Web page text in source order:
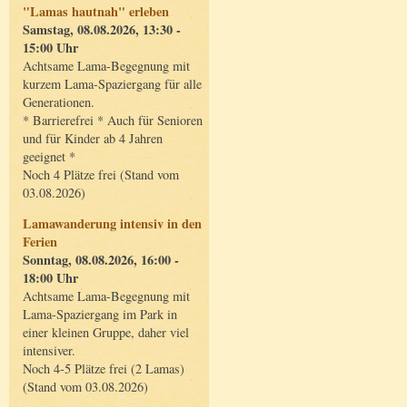
"Lamas hautnah" erleben
Samstag, 08.08.2026, 13:30 -
15:00 Uhr
Achtsame Lama-Begegnung mit
kurzem Lama-Spaziergang für alle
Generationen.
* Barrierefrei * Auch für Senioren
und für Kinder ab 4 Jahren
geeignet *
Noch 4 Plätze frei (Stand vom
03.08.2026)
Lamawanderung intensiv in den
Ferien
Sonntag, 08.08.2026, 16:00 -
18:00 Uhr
Achtsame Lama-Begegnung mit
Lama-Spaziergang im Park in
einer kleinen Gruppe, daher viel
intensiver.
Noch 4-5 Plätze frei (2 Lamas)
(Stand vom 03.08.2026)